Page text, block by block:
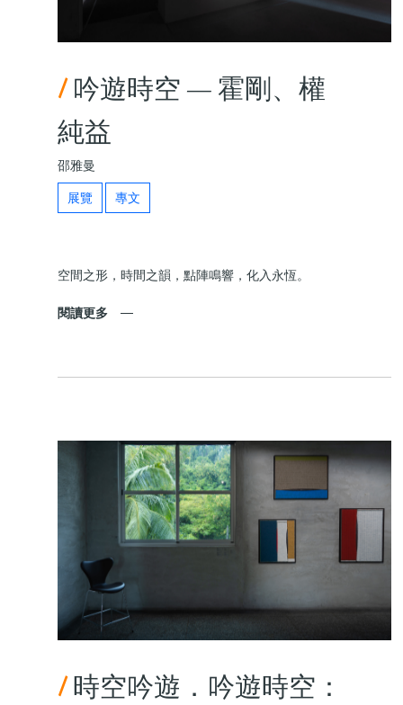
/吟遊時空 — 霍剛、權
純益
邵雅曼
展覽 專文
空間之形，時間之韻，點陣鳴響，化入永恆。
閱讀更多
/時空吟遊．吟遊時空：